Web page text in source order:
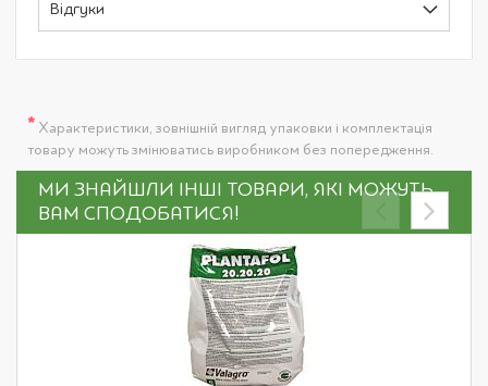
Відгуки
* Характеристики, зовнішній вигляд упаковки і комплектація
товару можуть змінюватись виробником без попередження.
МИ ЗНАЙШЛИ ІНШІ ТОВАРИ, ЯКІ МОЖУТЬ
ВАМ СПОДОБАТИСЯ!